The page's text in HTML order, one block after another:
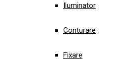
Iluminator
Conturare
Fixare